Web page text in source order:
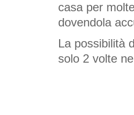
casa per
dovendola
La possibilità
solo 2 volte